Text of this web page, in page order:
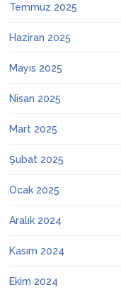
Temmuz 2025
Haziran 2025
Mayıs 2025
Nisan 2025
Mart 2025
Şubat 2025
Ocak 2025
Aralık 2024
Kasım 2024
Ekim 2024